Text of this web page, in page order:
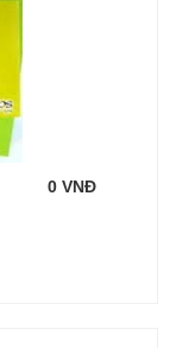
0 VNĐ